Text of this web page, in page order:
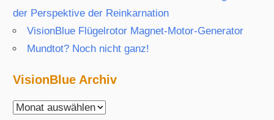
der Perspektive der Reinkarnation
VisionBlue Flügelrotor Magnet-Motor-Generator
Mundtot? Noch nicht ganz!
VisionBlue Archiv
VisionBlue